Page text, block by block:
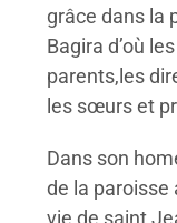
grâce dans la
Bagira d’où
parents,les
les sœurs et
Dans son
de la paroisse